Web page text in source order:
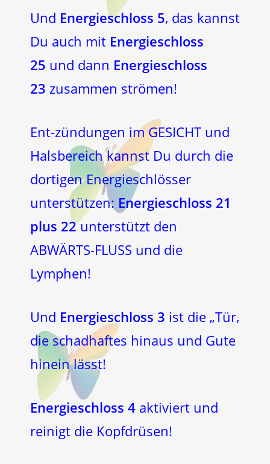
Und Energieschloss 5, das kannst
Du auch mit Energieschloss
25 und dann Energieschloss
23 zusammen strömen!
Ent-zündungen im GESICHT und
Halsbereich kannst Du durch die
dortigen Energieschlösser
unterstützen: Energieschloss 21
plus 22unterstützt den
ABWÄRTS-FLUSS und die
Lymphen!
Und Energieschloss 3 ist die „Tür,
die schadhaftes hinaus und Gute
hinein lässt!
Energieschloss 4 aktiviert und
reinigt die Kopfdrüsen!